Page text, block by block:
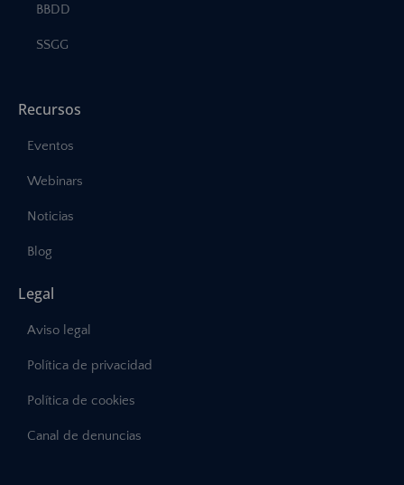
BBDD
SSGG
Recursos
Eventos
Webinars
Noticias
Blog
Legal
Aviso legal
Política de privacidad
Política de cookies
Canal de denuncias